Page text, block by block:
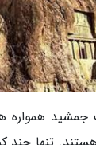
همواره